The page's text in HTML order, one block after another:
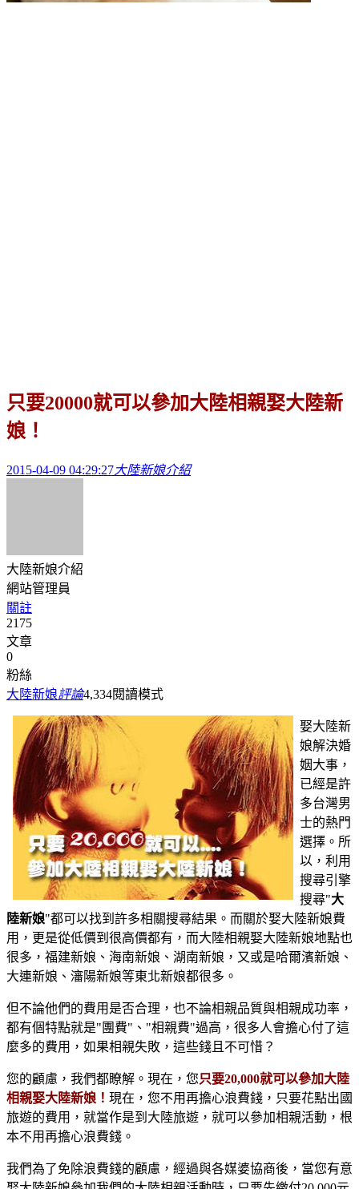
只要20000就可以參加大陸相親娶大陸新
娘！
2015-04-09 04:29:27大陸新娘介紹
大陸新娘介紹
網站管理員
關註
2175
文章
0
粉絲
大陸新娘評論4,334閱讀模式
娶大陸新
娘解決婚
姻大事，
已經是許
多台灣男
士的熱門
選擇。所
以，利用
搜尋引擎
搜尋"大
陸新娘"都可以找到許多相關搜尋結果。而關於娶大陸新娘費
用，更是從低價到很高價都有，而大陸相親娶大陸新娘地點也
很多，福建新娘、海南新娘、湖南新娘，又或是哈爾濱新娘、
大連新娘、瀋陽新娘等東北新娘都很多。
但不論他們的費用是否合理，也不論相親品質與相親成功率，
都有個特點就是"團費"、"相親費"過高，很多人會擔心付了這
麼多的費用，如果相親失敗，這些錢且不可惜？
您的顧慮，我們都瞭解。現在，您只要20,000就可以參加大陸
相親娶大陸新娘！ 現在，您不用再擔心浪費錢，只要花點出國
旅遊的費用，就當作是到大陸旅遊，就可以參加相親活動，根
本不用再擔心浪費錢。
我們為了免除浪費錢的顧慮，經過與各媒婆協商後，當您有意